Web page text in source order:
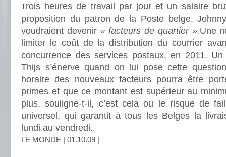
Trois heures de travail par jour et un salaire
proposition du patron de la Poste belge,
voudraient devenir « facteurs de quartier ».Une
limiter le coût de la distribution du courrier
concurrence des services postaux, en 2011.
Thijs s’énerve quand on lui pose cette
horaire des nouveaux facteurs pourra être
primes et que ce montant est supérieur au
plus, souligne-t-il, c’est cela ou le risque de
universel, qui garantit à tous les Belges la
lundi au vendredi.
LE MONDE | 01.10.09 |